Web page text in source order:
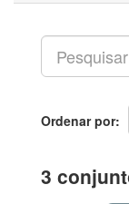
Ordenar por
3